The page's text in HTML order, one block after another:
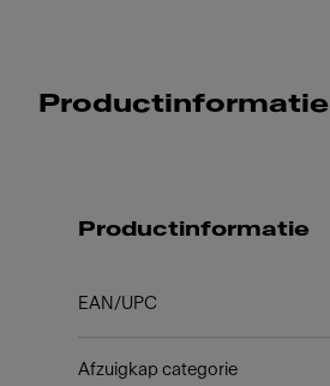
Productinformatie
Productinformatie
EAN/UPC
Afzuigkap categorie